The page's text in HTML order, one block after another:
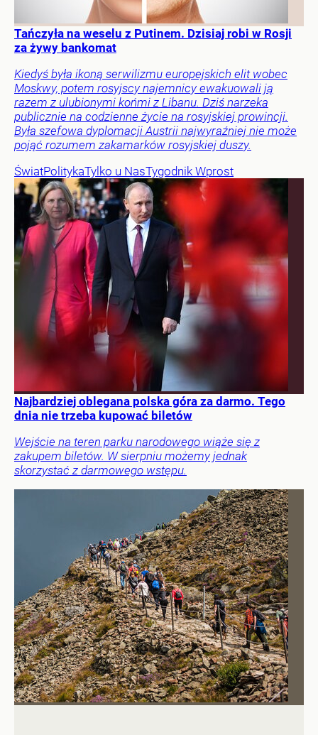
Tańczyła na weselu z Putinem. Dzisiaj robi w Rosji
za żywy bankomat
Kiedyś była ikoną serwilizmu europejskich elit wobec
Moskwy, potem rosyjscy najemnicy ewakuowali ją
razem z ulubionymi końmi z Libanu. Dziś narzeka
publicznie na codzienne życie na rosyjskiej prowincji.
Była szefowa dyplomacji Austrii najwyraźniej nie może
pojąć rozumem zakamarków rosyjskiej duszy.
ŚwiatPolitykaTylko u NasTygodnik Wprost
Najbardziej oblegana polska góra za darmo. Tego
dnia nie trzeba kupować biletów
Wejście na teren parku narodowego wiąże się z
zakupem biletów. W sierpniu możemy jednak
skorzystać z darmowego wstępu.